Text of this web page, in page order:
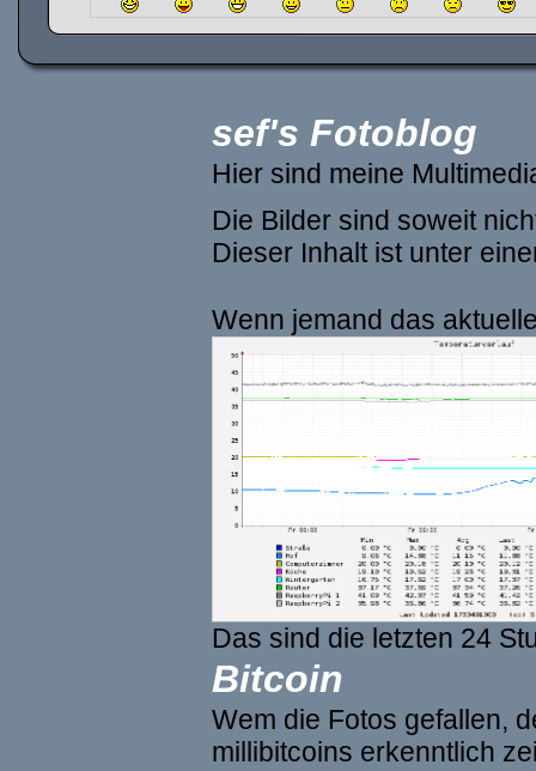
sef's Fotoblog
Hier sind meine
Die Bilder sind soweit
Dieser Inhalt ist unter
Wenn jemand das
Das sind die letzten 24
Bitcoin
Wem die Fotos gefallen,
millibitcoins erkenntlich